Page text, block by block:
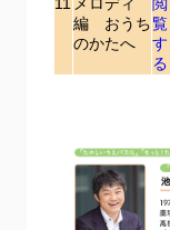
編 おうち
のかたへ
覧
す
る